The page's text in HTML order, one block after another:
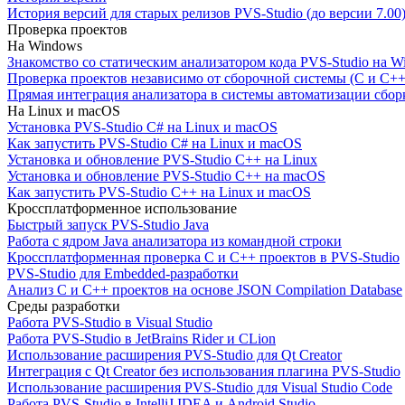
История версий для старых релизов PVS-Studio (до версии 7.00)
Проверка проектов
На Windows
Знакомство со статическим анализатором кода PVS-Studio на
Проверка проектов независимо от сборочной системы (C и
Прямая интеграция анализатора в системы автоматизации
На Linux и macOS
Установка PVS-Studio C# на Linux и macOS
Как запустить PVS-Studio C# на Linux и macOS
Установка и обновление PVS-Studio C++ на Linux
Установка и обновление PVS-Studio C++ на macOS
Как запустить PVS-Studio C++ на Linux и macOS
Кроссплатформенное использование
Быстрый запуск PVS-Studio Java
Работа с ядром Java анализатора из командной строки
Кроссплатформенная проверка C и C++ проектов в PVS-Studio
PVS-Studio для Embedded-разработки
Анализ C и C++ проектов на основе JSON Compilation Database
Среды разработки
Работа PVS-Studio в Visual Studio
Работа PVS-Studio в JetBrains Rider и CLion
Использование расширения PVS-Studio для Qt Creator
Интеграция с Qt Creator без использования плагина PVS-Studio
Использование расширения PVS-Studio для Visual Studio Code